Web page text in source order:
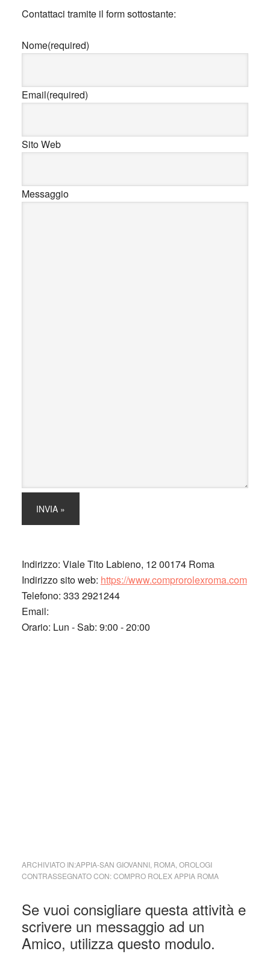
Contattaci tramite il form sottostante:
Nome(required)
Email(required)
Sito Web
Messaggio
Indirizzo: Viale Tito Labieno, 12 00174 Roma
Indirizzo sito web: https://www.comprorolexroma.com
Telefono: 333 2921244
Email:
Orario: Lun - Sab: 9:00 - 20:00
ARCHIVIATO IN:APPIA-SAN GIOVANNI, ROMA, OROLOGI
CONTRASSEGNATO CON:COMPRO ROLEX APPIA ROMA
Interazioni
del
lettore
Se vuoi consigliare questa attività e
scrivere un messaggio ad un
Amico, utilizza questo modulo.